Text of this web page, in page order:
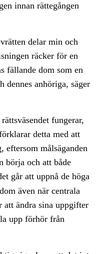
innan rättegången
delar min och
räcker för en
fällande dom som en
dennes anhöriga, säger
fungerar,
detta med att
eftersom målsäganden
börja och att både
går att uppnå de höga
även när centrala
ändra sina uppgifter
upp förhör från